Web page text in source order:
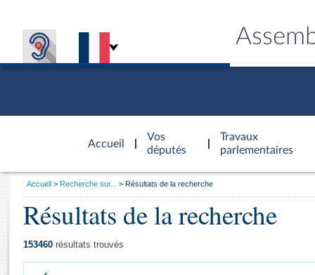
Accueil
d'accueil
Vos
députés
Travaux
parlementaires
Général
Vous
Accueil Recherche sur... Résultats de la recherche
Résultats de la recherche
153460 résultats trouvés